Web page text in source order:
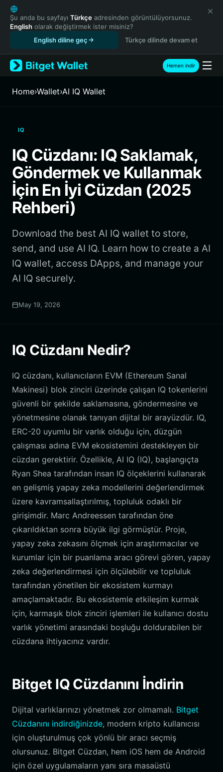
English
日本語
Tiếng Việt
Español (Latinoamérica)
Türkçe
Français
繁體中文
Bahasa Indonesia
ภาษาไทย
हिन्दी
Español
Português (Brasil)
Şu anda bu sayfayı Türkçe adresinden görüntülüyorsunuz.
English olarak değiştirmek ister misiniz?
English diline geç
Türkçe dilinde devam et
Hemen indir
Home›Wallet›AI IQ Wallet
IQ
IQ Cüzdanı: IQ Saklamak,
Göndermek ve Kullanmak
İçin En İyi Cüzdan (2025
Rehberi)
Download the best AI IQ wallet to store,
send, and use AI IQ. Learn how to create a AI
IQ wallet, access DApps, and manage your
AI IQ securely.
May 19, 2026
IQ Cüzdanı Nedir?
IQ cüzdanı, kullanıcıların EVM (Ethereum Sanal
Makinesi) blok zinciri üzerinde çalışan IQ tokenlerini
güvenli bir şekilde saklamasına, göndermesine ve
yönetmesine olanak tanıyan dijital bir arayüzdür. IQ,
ERC-20 uyumlu bir varlık olduğu için, düzgün
çalışması adına EVM ekosistemini destekleyen bir
cüzdan gerektirir. Özellikle, AI IQ (IQ), başlangıçta
Ryan Shea tarafından insan IQ ölçeklerini kullanarak
en gelişmiş yapay zeka modellerini değerlendirmek
üzere kavramsallaştırılmış, topluluk odaklı bir
girişimdir. Marc Andreessen tarafından öne
çıkarıldıktan sonra büyük ilgi görmüştür. Proje,
yapay zeka zekasını ölçmek için araştırmacılar ve
kurumlar için bir puanlama aracı görevi gören, yapay
zeka değerlendirmesi için ölçülebilir ve topluluk
tarafından yönetilen bir ekosistem kurmayı
amaçlamaktadır. Bu ekosistemle etkileşim kurmak
için, karmaşık blok zinciri işlemleri ile kullanıcı dostu
varlık yönetimi arasındaki boşluğu doldurabilen bir
cüzdana ihtiyacınız vardır.
Bitget IQ Cüzdanını İndirin
Dijital varlıklarınızı yönetmek zor olmamalı. Bitget
Cüzdanını indirdiğinizde, modern kripto kullanıcısı
için oluşturulmuş çok yönlü bir aracı seçmiş
olursunuz. Bitget Cüzdan, hem iOS hem de Android
için özel uygulamaların yanı sıra masaüstü